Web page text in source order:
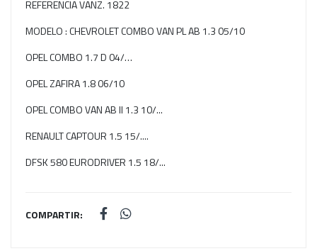
REFERENCIA VANZ. 1822
MODELO : CHEVROLET COMBO VAN PL AB 1.3 05/10
OPEL COMBO 1.7 D 04/…
OPEL ZAFIRA 1.8 06/10
OPEL COMBO VAN AB II 1.3 10/...
RENAULT CAPTOUR 1.5 15/....
DFSK 580 EURODRIVER 1.5 18/...
COMPARTIR: